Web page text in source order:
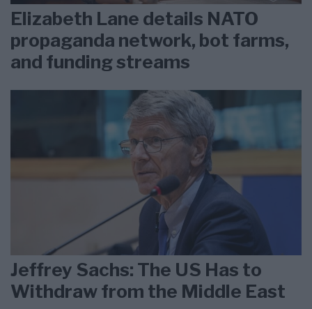
Elizabeth Lane details NATO
propaganda network, bot farms,
and funding streams
Jeffrey Sachs: The US Has to
Withdraw from the Middle East